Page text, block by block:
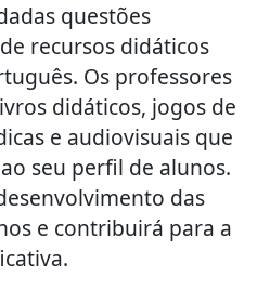
questões
recursos didáticos
Os professores
didáticos, jogos de
e audiovisuais que
seu perfil de alunos.
das
e contribuirá para a